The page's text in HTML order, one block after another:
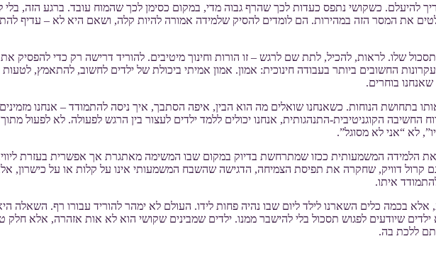
להיעלם. כשקושי נתפס כעדות לכך שהרף גבוה מדי, במקום כסימן לכך שהמוח עובד. ברגע הזה,
את המסר הזה במהירות. הם לומדים להסיק שלמידה אמורה להיות קלה, ושאם היא לא – עדיף
שלו. לראות, להכיל, לתת שם לרגש – זו הורות וחינוך מיטיבים. להוריד דרישה רק כדי להפסיק
החשובים ביותר בעבודה חינוכית: אמון. אמון אמיתי ביכולת של ילדים לחשוב, להתאמץ,
שאנחנו בוחרים.
בתחושת הנוחות. כשאנחנו שואלים מה הוא הבין, איפה הסתבך, איך ניסה להתמודד – אנחנו
הקוגניטיבית-התנהגותית, אנחנו יכולים ללמד ילדים לעצור בין הרגש לפעולה. לא לפעול
לא “אני לא מסוגל”.
את הלמידה המשמעותית ככזו שמתרחשת בדיוק במקום שבו המשימה מאתגרת אך אפשרית בעזרת
קרול דוויק, שחקרה את תפיסת הצמיחה, הדגישה שהשבח המשמעותי אינו על קלות או על כישרון,
איתו.
אלא בכמה כלים השארנו לילד ליום שבו נהיה פחות לידו. העולם לא ימהר להוריד עבורו רף. השאלה
שיודעים לפגוש תסכול בלי להישבר ממנו. ילדים שמבינים שקושי הוא לא אות אזהרה, אלא חלק
ללכת בה.